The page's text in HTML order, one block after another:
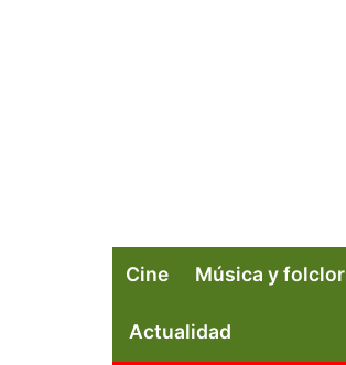
Cine Música y folclor
Actualidad